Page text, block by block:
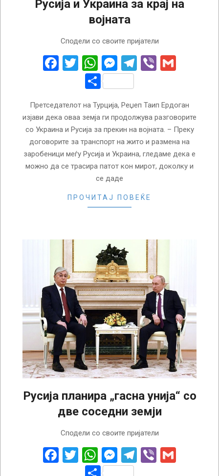
Русија и Украина за крај на
војната
Сподели со своите пријатели
Facebook
Twitter
WhatsApp
Messenger
Telegram
Viber
Share
Претседателот на Турција, Реџеп Таип Ердоган
изјави дека оваа земја ги продолжува разговорите
со Украина и Русија за прекин на војната. – Преку
договорите за транспорт на жито и размена на
заробеници меѓу Русија и Украина, гледаме дека е
можно да се трасира патот кон мирот, доколку и
се даде
ПРОЧИТАЈ ПОВЕЌЕ
Русија планира „гасна унија“ со
две соседни земји
Сподели со своите пријатели
Facebook
Twitter
WhatsApp
Messenger
Telegram
Viber